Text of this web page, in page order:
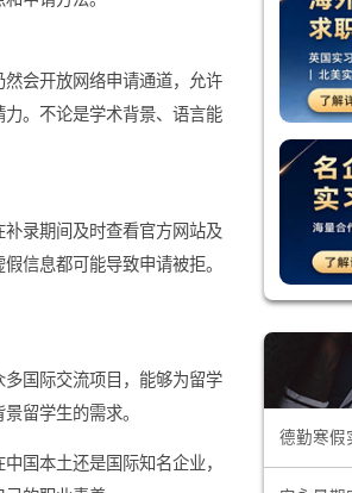
三中一华，补录通常是在正式录取后进
时间节点和申请方法。
录阶段仍然会开放网络申请通道，允许
时间和精力。不论是学术背景、语言能
要确保在补录期间及时查看官方网站及
，任何虚假信息都可能导致申请被拒。
，还有众多国际交流项目，能够为留学